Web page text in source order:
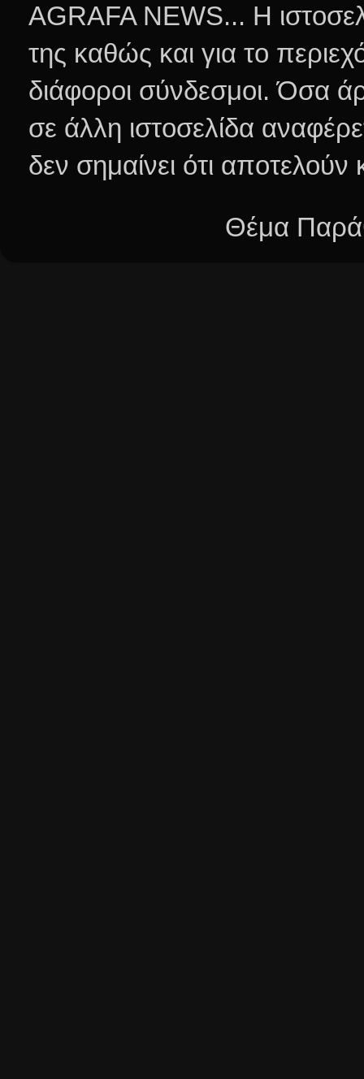
AGRAFA NEWS... Η
της καθώς και για το
διάφοροι σύνδεσμοι.Όσα
σε άλλη ιστοσελίδα
δεν σημαίνει ότι
Θέμα